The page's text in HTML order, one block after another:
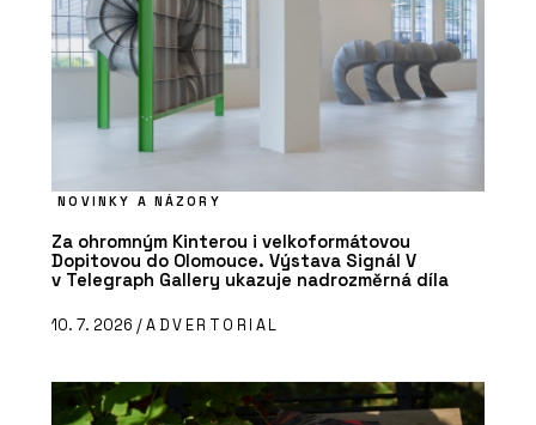
NOVINKY A NÁZORY
Za ohromným Kinterou i velkoformátovou
Dopitovou do Olomouce. Výstava Signál V
v Telegraph Gallery ukazuje nadrozměrná díla
10. 7. 2026 /ADVERTORIAL